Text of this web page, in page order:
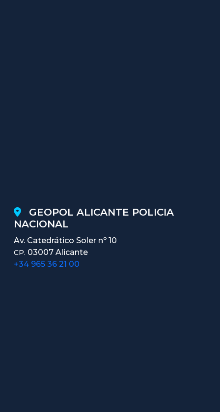
GEOPOL ALICANTE POLICIA
NACIONAL
Av. Catedrático Soler nº 10
CP. 03007 Alicante
+34 965 36 21 00